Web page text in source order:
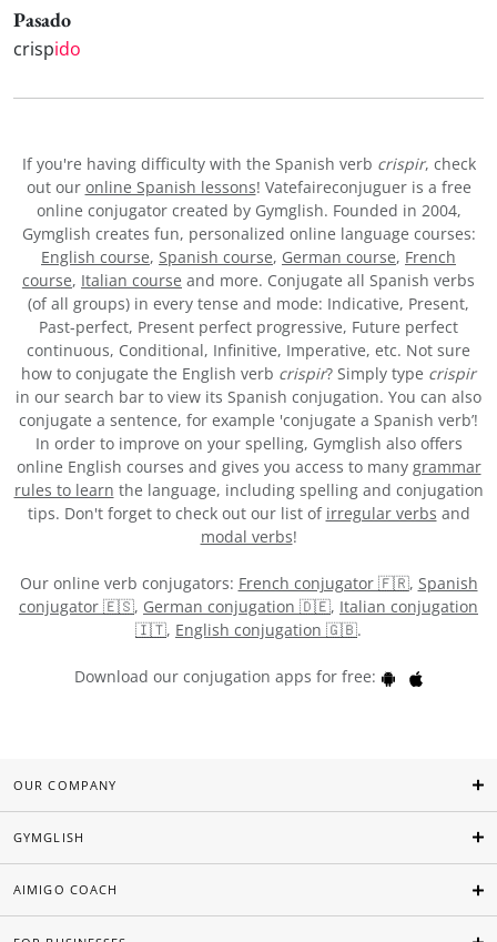
Pasado
crispido
If you're having difficulty with the Spanish verb crispir, check
out our online Spanish lessons! Vatefaireconjuguer is a free
online conjugator created by Gymglish. Founded in 2004,
Gymglish creates fun, personalized online language courses:
English course, Spanish course, German course, French
course, Italian course and more. Conjugate all Spanish verbs
(of all groups) in every tense and mode: Indicative, Present,
Past-perfect, Present perfect progressive, Future perfect
continuous, Conditional, Infinitive, Imperative, etc. Not sure
how to conjugate the English verb crispir? Simply type crispir
in our search bar to view its Spanish conjugation. You can also
conjugate a sentence, for example 'conjugate a Spanish verb’!
In order to improve on your spelling, Gymglish also offers
online English courses and gives you access to many grammar
rules to learn the language, including spelling and conjugation
tips. Don't forget to check out our list of irregular verbs and
modal verbs!
Our online verb conjugators: French conjugator 🇫🇷, Spanish
conjugator 🇪🇸, German conjugation 🇩🇪, Italian conjugation
🇮🇹, English conjugation 🇬🇧.
Download our conjugation apps for free:
OUR COMPANY
GYMGLISH
AIMIGO COACH